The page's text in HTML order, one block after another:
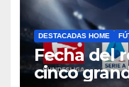
DESTACADAS HOME
Fecha del
cinco